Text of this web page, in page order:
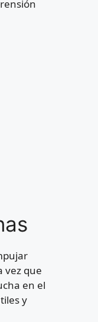
vez que
en el
y